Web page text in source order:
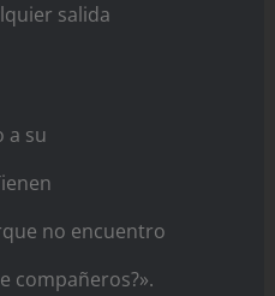
salida
a su
no encuentro
compañeros?».